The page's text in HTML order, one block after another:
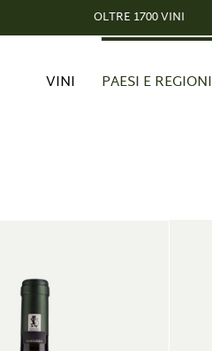
OLTRE 1700 VINI
VINI PAESI E REGIONI